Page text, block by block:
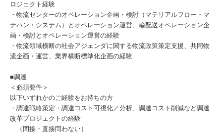
ロジェクト経験
・物流センターのオペレーション企画・検討（マテリアルフロー・マ
テハン・システム）とオペレーション運営、輸配送オペレーション企
画・検討とオペレーション運営の経験
・物流領域横断の社会アジェンダに関する物流政策策定支援、共同物
流企画・運営、業界横断標準化企画の経験
■調達
＜必須要件＞
以下いずれかのご経験をお持ちの方
・調達戦略策定・調達コスト可視化／分析、調達コスト削減など調達
改革プロジェクトの経験
（間接・直接問わない）